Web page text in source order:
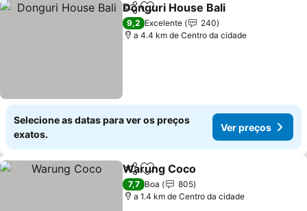
PartilharAdicionar aos favoritos
Donguri House Bali
9,2 Excelente
240
a 4.4 km de Centro da cidade
Selecione as datas para ver os preços
exatos.
Ver preços
PartilharAdicionar aos favoritos
Warung Coco
7,7 Boa
805
a 1.4 km de Centro da cidade